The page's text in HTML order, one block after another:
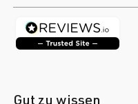
Gut zu wissen